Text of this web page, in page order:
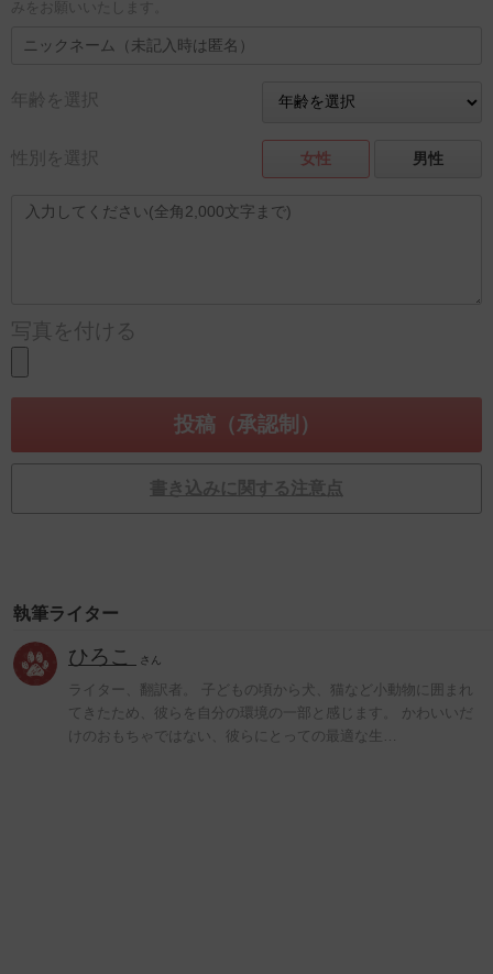
みをお願いいたします。
年齢を選択
性別を選択 女性 男性
写真を付ける
書き込みに関する注意点
執筆ライター
ひろこ さん
ライター、翻訳者。 子どもの頃から犬、猫など小動物に囲まれ
てきたため、彼らを自分の環境の一部と感じます。 かわいいだ
けのおもちゃではない、彼らにとっての最適な生…